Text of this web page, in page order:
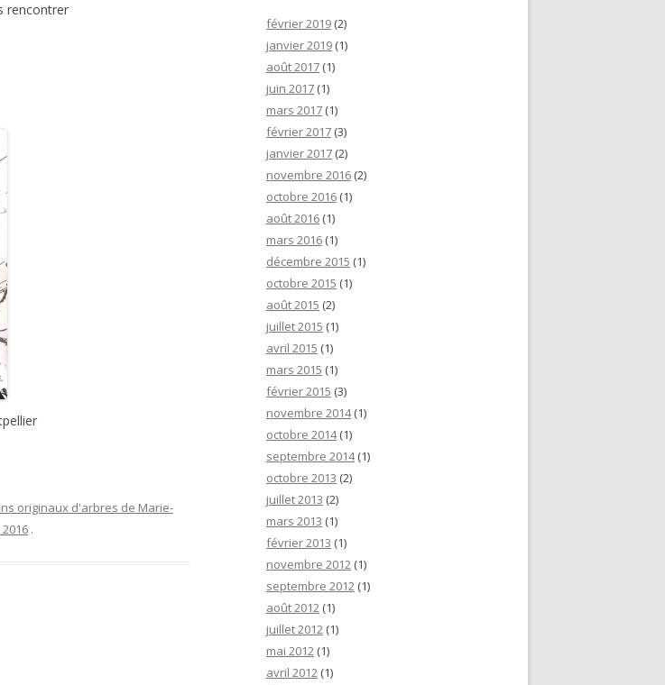
rencontrer
originaux d'arbres de Marie-
.
février 2019 (2)
janvier 2019 (1)
août 2017 (1)
juin 2017 (1)
mars 2017 (1)
février 2017 (3)
janvier 2017 (2)
novembre 2016 (2)
octobre 2016 (1)
août 2016 (1)
mars 2016 (1)
décembre 2015 (1)
octobre 2015 (1)
août 2015 (2)
juillet 2015 (1)
avril 2015 (1)
mars 2015 (1)
février 2015 (3)
novembre 2014(1)
octobre 2014(1)
septembre 2014(1)
octobre 2013 (2)
juillet 2013 (2)
mars 2013 (1)
février 2013 (1)
novembre 2012 (1)
septembre 2012 (1)
août 2012 (1)
juillet 2012 (1)
mai 2012 (1)
avril 2012 (1)